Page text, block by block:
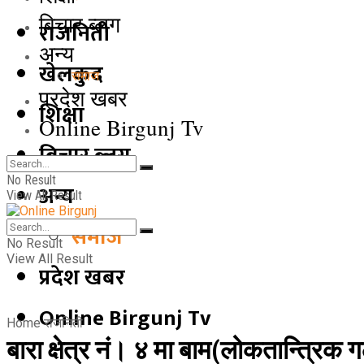
राजनिती
खेलकुद
शिक्षा
बिचार ब्लग
अन्य
समाज
प्रदेश खबर
Online Birgunj Tv
बिचार ब्लग
अन्य
समाज
प्रदेश खबर
Online Birgunj Tv
No Result
View All Result
No Result
View All Result
Home राजनिती
बारा क्षेत्र नं। ४ मा बाम(लोकतान्त्रिक